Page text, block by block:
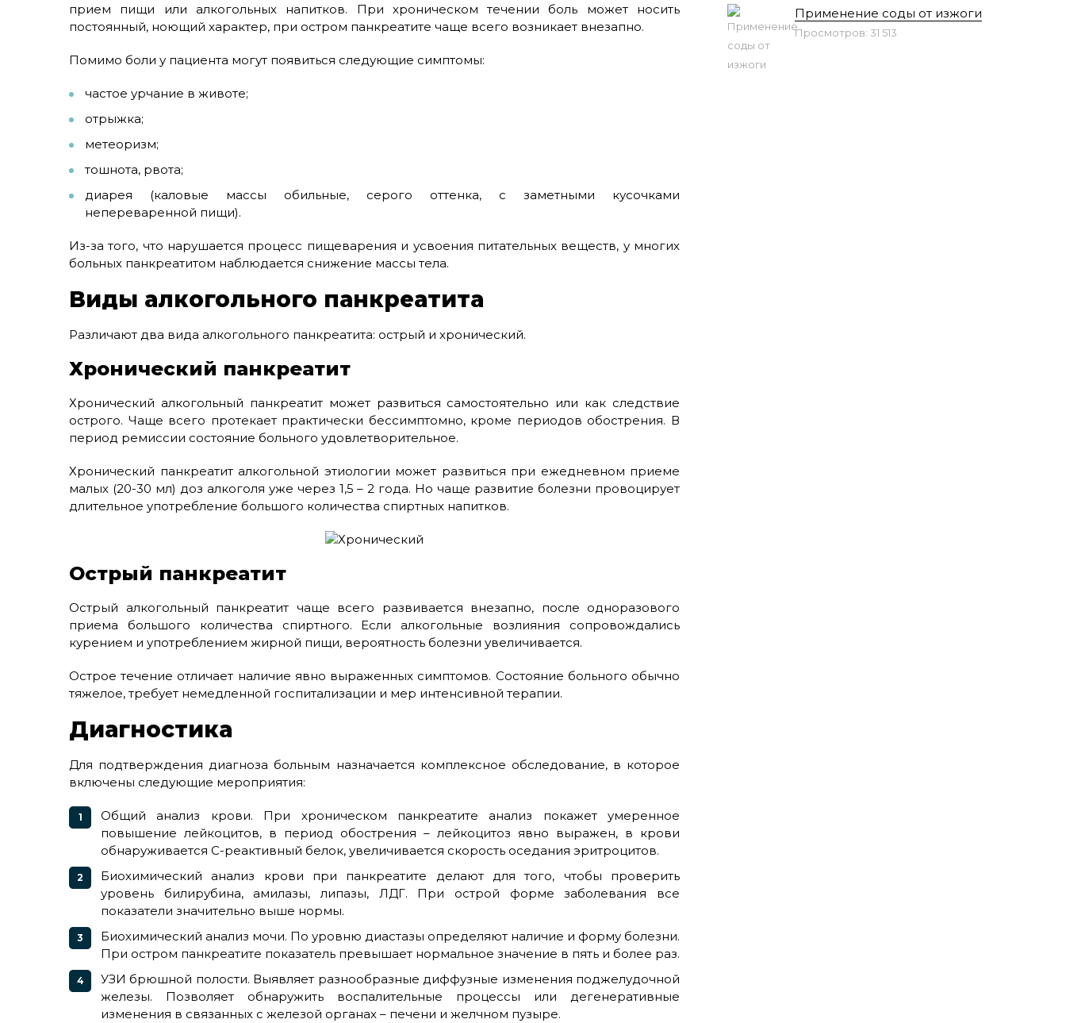
прием пищи или алкогольных напитков. При хроническом течении боль может носить
постоянный, ноющий характер, при остром панкреатите чаще всего возникает внезапно.
Помимо боли у пациента могут появиться следующие симптомы:
частое урчание в животе;
отрыжка;
метеоризм;
тошнота, рвота;
диарея (каловые массы обильные, серого оттенка, с заметными кусочками
непереваренной пищи).
Из-за того, что нарушается процесс пищеварения и усвоения питательных веществ, у многих
больных панкреатитом наблюдается снижение массы тела.
Виды алкогольного панкреатита
Различают два вида алкогольного панкреатита: острый и хронический.
Хронический панкреатит
Хронический алкогольный панкреатит может развиться самостоятельно или как следствие
острого. Чаще всего протекает практически бессимптомно, кроме периодов обострения. В
период ремиссии состояние больного удовлетворительное.
Хронический панкреатит алкогольной этиологии может развиться при ежедневном приеме
малых (20-30 мл) доз алкоголя уже через 1,5 – 2 года. Но чаще развитие болезни провоцирует
длительное употребление большого количества спиртных напитков.
Острый панкреатит
Острый алкогольный панкреатит чаще всего развивается внезапно, после одноразового
приема большого количества спиртного. Если алкогольные возлияния сопровождались
курением и употреблением жирной пищи, вероятность болезни увеличивается.
Острое течение отличает наличие явно выраженных симптомов. Состояние больного обычно
тяжелое, требует немедленной госпитализации и мер интенсивной терапии.
Диагностика
Для подтверждения диагноза больным назначается комплексное обследование, в которое
включены следующие мероприятия:
Общий анализ крови. При хроническом панкреатите анализ покажет умеренное
повышение лейкоцитов, в период обострения – лейкоцитоз явно выражен, в крови
обнаруживается С-реактивный белок, увеличивается скорость оседания эритроцитов.
Биохимический анализ крови при панкреатите делают для того, чтобы проверить
уровень билирубина, амилазы, липазы, ЛДГ. При острой форме заболевания все
показатели значительно выше нормы.
Биохимический анализ мочи. По уровню диастазы определяют наличие и форму болезни.
При остром панкреатите показатель превышает нормальное значение в пять и более раз.
УЗИ брюшной полости. Выявляет разнообразные диффузные изменения поджелудочной
железы. Позволяет обнаружить воспалительные процессы или дегенеративные
изменения в связанных с железой органах – печени и желчном пузыре.
Применение соды от изжоги
Просмотров: 31 513